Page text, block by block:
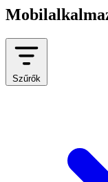
Szűrők